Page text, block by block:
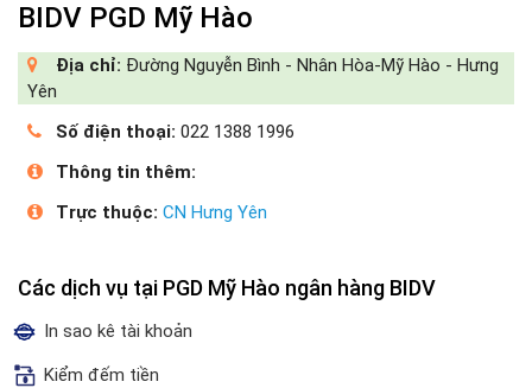
BIDV PGD Mỹ Hào
Địa chỉ: Đường Nguyễn Bình - Nhân Hòa-Mỹ Hào - Hưng
Yên
Số điện thoại: 022 1388 1996
Thông tin thêm:
Trực thuộc: CN Hưng Yên
Các dịch vụ tại PGD Mỹ Hào ngân hàng BIDV
In sao kê tài khoản
Kiểm đếm tiền